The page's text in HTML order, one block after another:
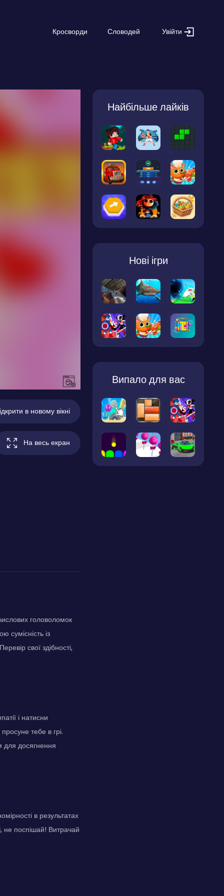
Кросворди Словодей Увійти
в новому вікні
На весь екран
головоломок
сумісність із
свої здібності,
і натисни
тебе в грі.
для досягнення
в результатах
не поспішай! Витрачай
Найбільше лайків
Нові ігри
Випало для вас